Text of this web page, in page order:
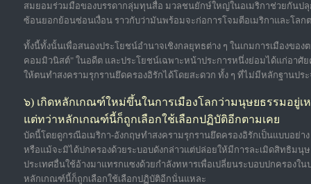
สมยอมร่วมมือของบรรดากลุ่มทุนสื่อ มวลชนยักษ์ใหญ่ในอเมริกาช่วยกันป
ซ้อนยอกย้อนซ่อนเงื่อน ราวกับว่ามันพร้อมจะก่อการโจมตีอเมริกาและโลก
ทั้งนี้ทั้งนั้นเพื่อสนองประโยชน์อำนาจเชิงกลยุทธต่าง ๆ ในเกมการเมืองขอ
คอมมิวนิสต์" ในอดีต และประโยชน์เฉพาะหน้าประการหนึ่งย่อมได้แก่อาศัย
ให้ตนทำสงครามรุกรานยึดครองอิรักได้โดยสะดวก ทั้ง ๆ ที่ไม่มีหลักฐานปร
๖) เกิดหลักเกณฑ์ใหม่ขึ้นในการเมืองโลกว่ามนุษยธรรมอยู่เ
แต่ทว่าหลักเกณฑ์นี้ก็ถูกเลือกใช้เลือกปฏิบัติอีกตามเคย
บัดนี้โดยดูกรณีอเมริกา-อังกฤษทำสงครามรุกรานยึดครองอิรักเป็นแบบอย่า
หรือแม้จะมิได้ปกครองด้วยระบอบดังกล่าวแต่ปล่อยให้มีการละเมิดสิทธิมนุ
ประเทศอื่นใช้อ้างมาแทรกแซงด้วยกำลังทหารเพื่อเปลี่ยนระบอบปกครองใ
หลักเกณฑ์นี้ก็ถูกเลือกใช้เลือกปฏิบัติอีกนั่นแหละ